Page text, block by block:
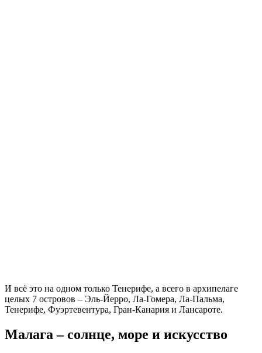
И всё это на одном только Тенерифе, а всего в архипелаге
целых 7 островов – Эль-Йерро, Ла-Гомера, Ла-Пальма,
Тенерифе, Фуэртевентура, Гран-Канария и Лансароте.
Малага – солнце, море и искусство